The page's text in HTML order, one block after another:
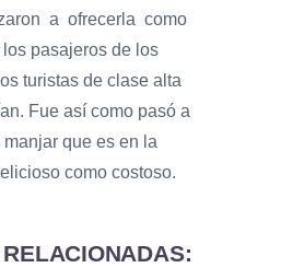
a ofrecerla como
pasajeros de los
turistas de clase alta
Fue así como pasó a
que es en la
como costoso.